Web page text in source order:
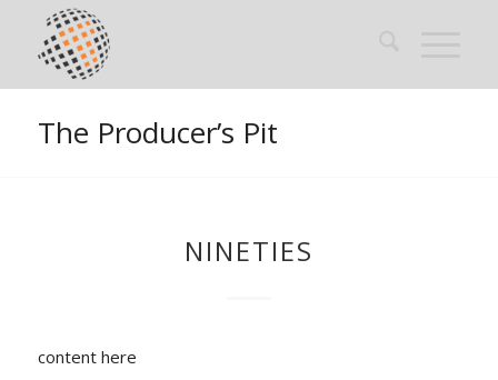
The Producer’s Pit
NINETIES
content here